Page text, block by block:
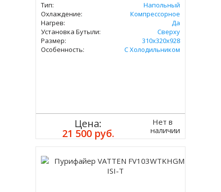
Тип:
Напольный
Охлаждение:
Компрессорное
Нагрев:
Да
Установка Бутыли:
Сверху
Размер:
310х320х928
Особенность:
С Холодильником
Цена:
21 500 руб.
Нет в
наличии